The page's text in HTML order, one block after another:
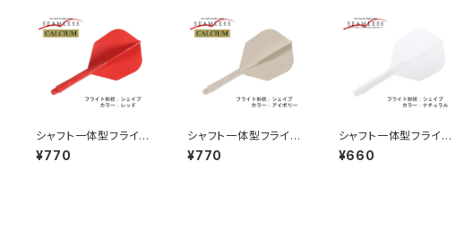
シャフト一体型フライ
ト シームレス カルシ
ウム シェイプ カラ
¥770
シャフト一体型フライ
ト シームレス カルシ
ウム シェイプ カラ
¥770
シャフト一体型フライ
ト シームレス シェイ
プ カラー：ナチュラル
¥660